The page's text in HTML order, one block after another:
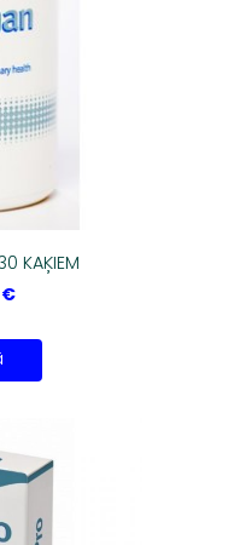
KAĶIEM
€